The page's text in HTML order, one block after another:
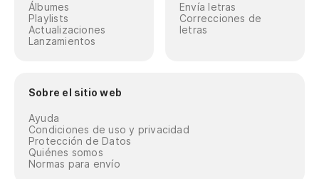
Álbumes
Playlists
Actualizaciones
Lanzamientos
Envía letras
Correcciones de
letras
Sobre el sitio web
Ayuda
Condiciones de uso y privacidad
Protección de Datos
Quiénes somos
Normas para envío